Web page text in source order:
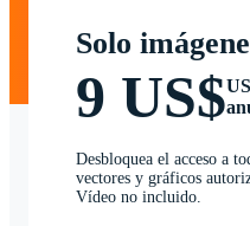
Solo
9 US$
Desbloquea el acceso a
vectores y gráficos
Vídeo no incluido.